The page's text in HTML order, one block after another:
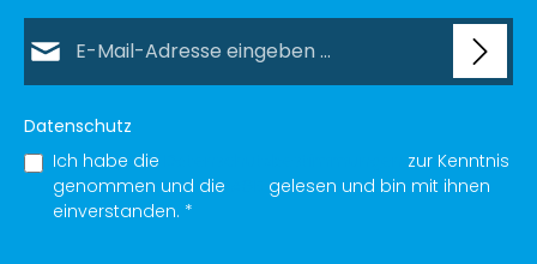
Datenschutz
Ich habe die
zur Kenntnis
genommen und die
gelesen und bin mit ihnen
einverstanden. *